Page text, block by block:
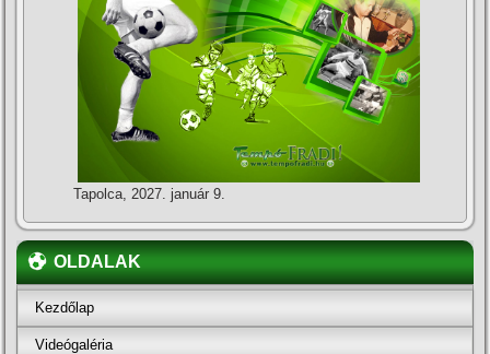
Tapolca, 2027. január 9.
OLDALAK
Kezdőlap
Videógaléria